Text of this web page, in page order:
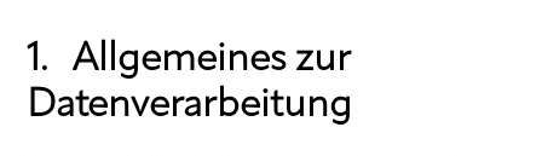
1. Allgemeines zur
Datenverarbeitung